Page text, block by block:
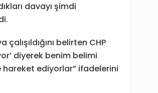
davayı şimdi
belirten CHP
diyerek benim belimi
hareket ediyorlar” ifadelerini